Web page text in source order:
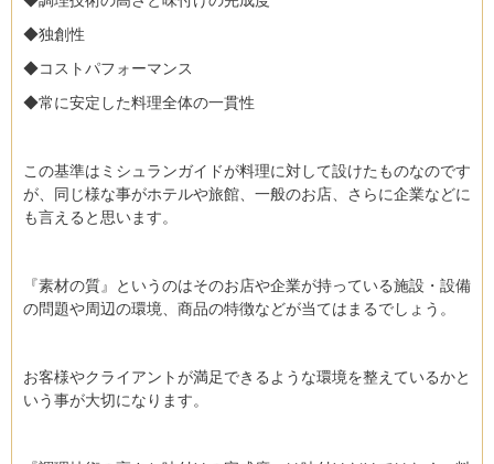
◆独創性
◆コストパフォーマンス
◆常に安定した料理全体の一貫性
この基準はミシュランガイドが料理に対して設けたものなのです
が、同じ様な事がホテルや旅館、一般のお店、さらに企業などに
も言えると思います。
『素材の質』というのはそのお店や企業が持っている施設・設備
の問題や周辺の環境、商品の特徴などが当てはまるでしょう。
お客様やクライアントが満足できるような環境を整えているかと
いう事が大切になります。